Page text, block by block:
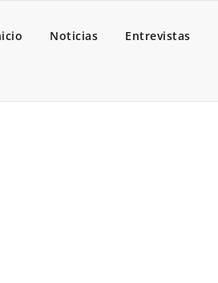
Noticias Entrevistas